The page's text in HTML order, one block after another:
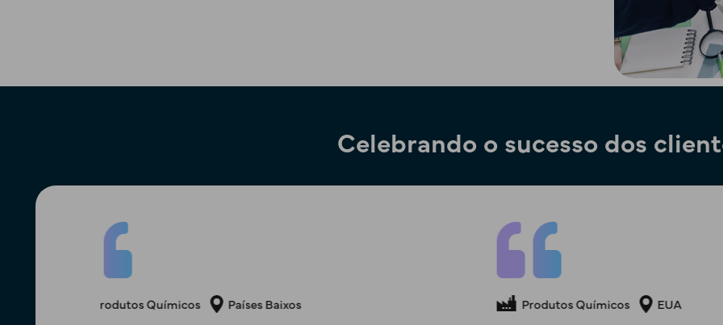
Celebrando o sucesso dos
Produtos Químicos
EUA
Produtos Químicos